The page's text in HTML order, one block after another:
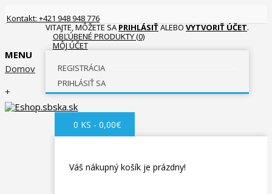
Kontakt: +421 948 948 776
VITAJTE, MÔŽETE SAPRIHLÁSIŤALEBOVYTVORIŤ ÚČET.
OBĽÚBENÉ PRODUKTY (0)
MÔJ ÚČET
REGISTRÁCIA
PRIHLÁSIŤ SA
0 KS - 0,00€
Váš nákupný košík je prázdny!
MENU
Domov
+